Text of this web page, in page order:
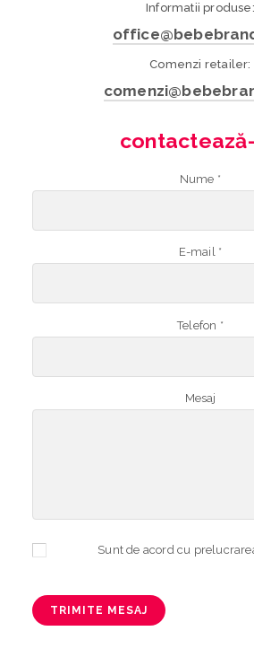
Informatii produse:
Comenzi retailer:
Nume *
E-mail *
Telefon *
Mesaj
TRIMITE MESAJ